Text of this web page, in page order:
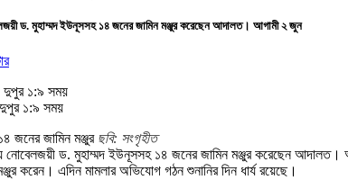
ড. মুহাম্মদ ইউনূসসহ ১৪ জনের জামিন মঞ্জুর করেছেন আদালত। আগামী ২ জুন
১:৯ সময়
১:৯ সময়
ছবি: সংগৃহীত
নোবেলজয়ী ড. মুহাম্মদ ইউনূসসহ ১৪ জনের জামিন মঞ্জুর করেছেন
করেন। এদিন মামলার অভিযোগ গঠন শুনানির দিন ধার্য রয়েছে।